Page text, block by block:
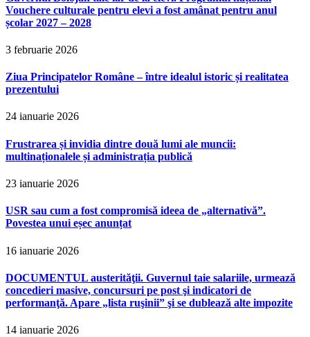
Vouchere culturale pentru elevi a fost amânat pentru anul
școlar 2027 – 2028
3 februarie 2026
Ziua Principatelor Române – între idealul istoric și realitatea
prezentului
24 ianuarie 2026
Frustrarea și invidia dintre două lumi ale muncii:
multinaționalele și administrația publică
23 ianuarie 2026
USR sau cum a fost compromisă ideea de „alternativă”.
Povestea unui eșec anunțat
16 ianuarie 2026
DOCUMENTUL austerităţii. Guvernul taie salariile, urmează
concedieri masive, concursuri pe post şi indicatori de
performanţă. Apare „lista ruşinii” şi se dublează alte impozite
14 ianuarie 2026